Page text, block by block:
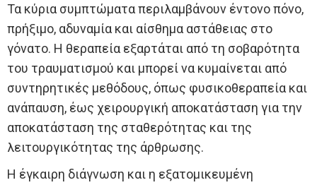
Τα κύρια συμπτώματα περιλαμβάνουν έντονο πόνο,
πρήξιμο, αδυναμία και αίσθημα αστάθειας στο
γόνατο. Η θεραπεία εξαρτάται από τη σοβαρότητα
του τραυματισμού και μπορεί να κυμαίνεται από
συντηρητικές μεθόδους, όπως φυσικοθεραπεία και
ανάπαυση, έως χειρουργική αποκατάσταση για την
αποκατάσταση της σταθερότητας και της
λειτουργικότητας της άρθρωσης.
Η έγκαιρη διάγνωση και η εξατομικευμένη